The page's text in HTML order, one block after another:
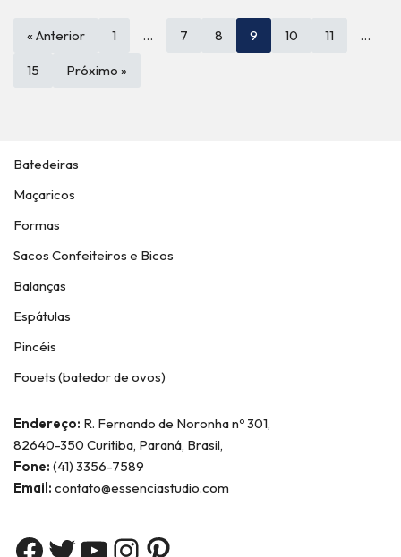
« Anterior 1 … 7 8 9 10 11 …
15 Próximo »
Batedeiras
Maçaricos
Formas
Sacos Confeiteiros e Bicos
Balanças
Espátulas
Pincéis
Fouets (batedor de ovos)
Endereço: R. Fernando de Noronha nº 301,
82640-350 Curitiba, Paraná, Brasil,
Fone: (41) 3356-7589
Email: contato@essenciastudio.com